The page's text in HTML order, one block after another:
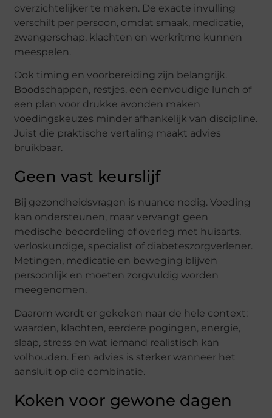
overzichtelijker te maken. De exacte invulling
verschilt per persoon, omdat smaak, medicatie,
zwangerschap, klachten en werkritme kunnen
meespelen.
Ook timing en voorbereiding zijn belangrijk.
Boodschappen, restjes, een eenvoudige lunch of
een plan voor drukke avonden maken
voedingskeuzes minder afhankelijk van discipline.
Juist die praktische vertaling maakt advies
bruikbaar.
Geen vast keurslijf
Bij gezondheidsvragen is nuance nodig. Voeding
kan ondersteunen, maar vervangt geen
medische beoordeling of overleg met huisarts,
verloskundige, specialist of diabeteszorgverlener.
Metingen, medicatie en beweging blijven
persoonlijk en moeten zorgvuldig worden
meegenomen.
Daarom wordt er gekeken naar de hele context:
waarden, klachten, eerdere pogingen, energie,
slaap, stress en wat iemand realistisch kan
volhouden. Een advies is sterker wanneer het
aansluit op die combinatie.
Koken voor gewone dagen